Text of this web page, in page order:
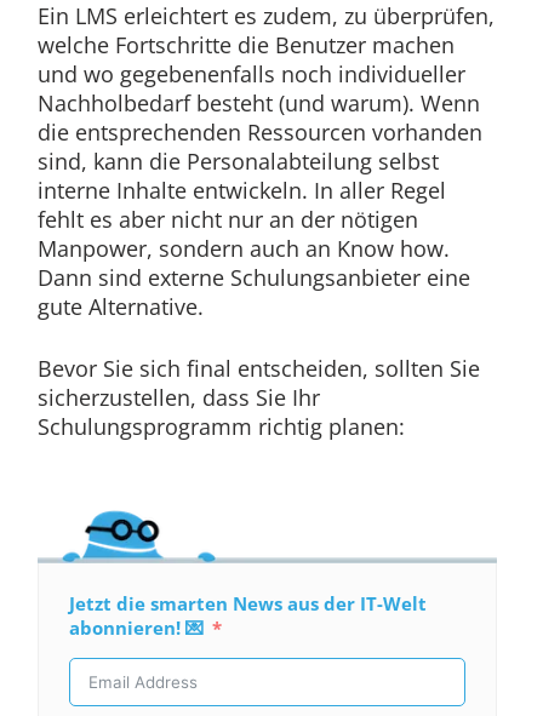
Ein LMS erleichtert es zudem, zu überprüfen,
welche Fortschritte die Benutzer machen
und wo gegebenenfalls noch individueller
Nachholbedarf besteht (und warum). Wenn
die entsprechenden Ressourcen vorhanden
sind, kann die Personalabteilung selbst
interne Inhalte entwickeln. In aller Regel
fehlt es aber nicht nur an der nötigen
Manpower, sondern auch an Know how.
Dann sind externe Schulungsanbieter eine
gute Alternative.
Bevor Sie sich final entscheiden, sollten Sie
sicherzustellen, dass Sie Ihr
Schulungsprogramm richtig planen:
Jetzt die smarten News aus der IT-Welt
abonnieren! 💌